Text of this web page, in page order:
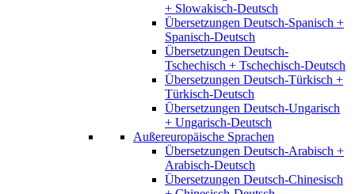
+ Slowakisch-Deutsch
Übersetzungen Deutsch-Spanisch +
Spanisch-Deutsch
Übersetzungen Deutsch-
Tschechisch + Tschechisch-Deutsch
Übersetzungen Deutsch-Türkisch +
Türkisch-Deutsch
Übersetzungen Deutsch-Ungarisch
+ Ungarisch-Deutsch
Außereuropäische Sprachen
Übersetzungen Deutsch-Arabisch +
Arabisch-Deutsch
Übersetzungen Deutsch-Chinesisch